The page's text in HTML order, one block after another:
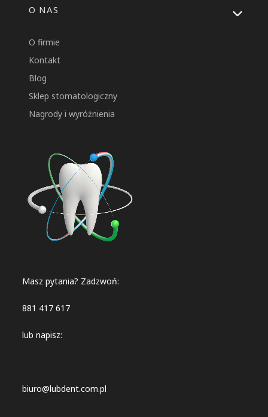
O NAS
O firmie
Kontakt
Blog
Sklep stomatologiczny
Nagrody i wyróżnienia
Masz pytania? Zadzwoń:
881 417 617
lub napisz:
biuro@lubdent.com.pl